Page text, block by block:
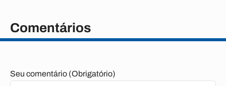
Comentários
Seu comentário (Obrigatório)